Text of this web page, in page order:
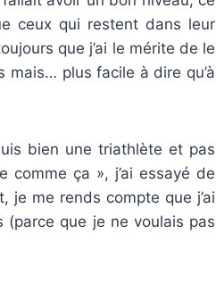
ceux qui restent dans leur
que j’ai le mérite de le
plus facile à dire qu’à
bien une triathlète et pas
comme ça », j’ai essayé de
je me rends compte que j’ai
que je ne voulais pas